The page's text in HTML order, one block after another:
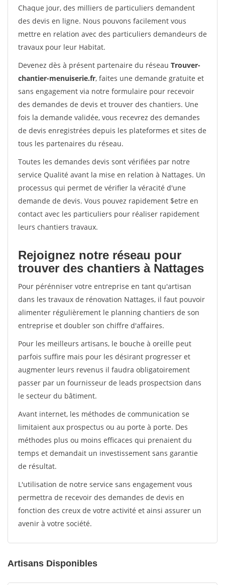
Chaque jour, des milliers de particuliers demandent
des devis en ligne. Nous pouvons facilement vous
mettre en relation avec des particuliers demandeurs de
travaux pour leur Habitat.
Devenez dès à présent partenaire du réseau Trouver-
chantier-menuiserie.fr, faites une demande gratuite et
sans engagement via notre formulaire pour recevoir
des demandes de devis et trouver des chantiers. Une
fois la demande validée, vous recevrez des demandes
de devis enregistrées depuis les plateformes et sites de
tous les partenaires du réseau.
Toutes les demandes devis sont vérifiées par notre
service Qualité avant la mise en relation à Nattages. Un
processus qui permet de vérifier la véracité d'une
demande de devis. Vous pouvez rapidement $etre en
contact avec les particuliers pour réaliser rapidement
leurs chantiers travaux.
Rejoignez notre réseau pour
trouver des chantiers à Nattages
Pour pérénniser votre entreprise en tant qu'artisan
dans les travaux de rénovation Nattages, il faut pouvoir
alimenter régulièrement le planning chantiers de son
entreprise et doubler son chiffre d'affaires.
Pour les meilleurs artisans, le bouche à oreille peut
parfois suffire mais pour les désirant progresser et
augmenter leurs revenus il faudra obligatoirement
passer par un fournisseur de leads prospectsion dans
le secteur du bâtiment.
Avant internet, les méthodes de communication se
limitaient aux prospectus ou au porte à porte. Des
méthodes plus ou moins efficaces qui prenaient du
temps et demandait un investissement sans garantie
de résultat.
L'utilisation de notre service sans engagement vous
permettra de recevoir des demandes de devis en
fonction des creux de votre activité et ainsi assurer un
avenir à votre société.
Artisans Disponibles